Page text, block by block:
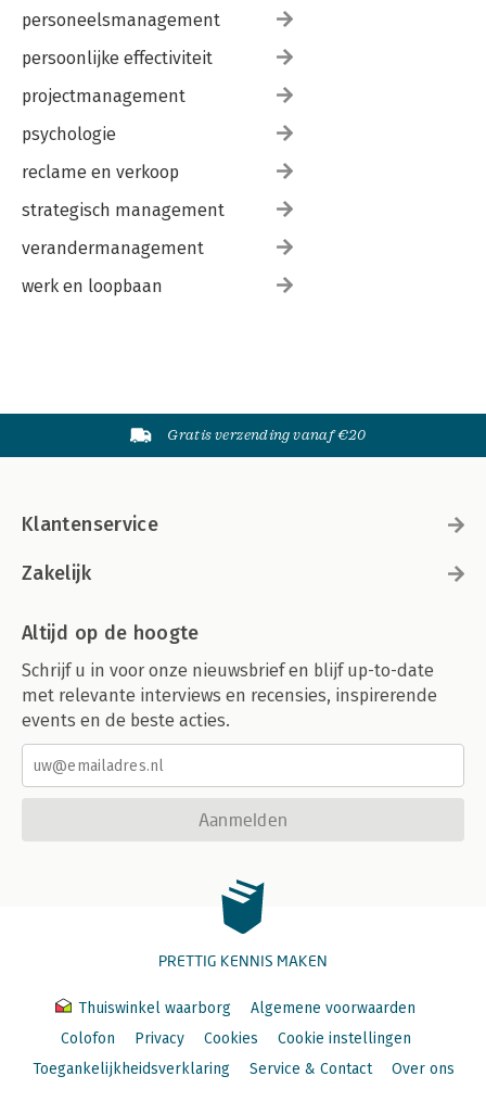
personeelsmanagement
persoonlijke effectiviteit
projectmanagement
psychologie
reclame en verkoop
strategisch management
verandermanagement
werk en loopbaan
Gratis verzending vanaf €20
Klantenservice
Zakelijk
Altijd op de hoogte
Schrijf u in voor onze nieuwsbrief en blijf up-to-date
met relevante interviews en recensies, inspirerende
events en de beste acties.
Aanmelden
PRETTIG KENNIS MAKEN
Thuiswinkel waarborg
Algemene voorwaarden
Colofon
Privacy Cookies
Cookie instellingen
Toegankelijkheidsverklaring
Service & Contact Over ons